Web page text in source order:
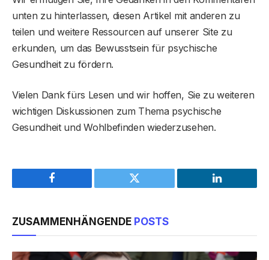
unten zu hinterlassen, diesen Artikel mit anderen zu
teilen und weitere Ressourcen auf unserer Site zu
erkunden, um das Bewusstsein für psychische
Gesundheit zu fördern.
Vielen Dank fürs Lesen und wir hoffen, Sie zu weiteren
wichtigen Diskussionen zum Thema psychische
Gesundheit und Wohlbefinden wiederzusehen.
Facebook Twitter LinkedIn
ZUSAMMENHÄNGENDE POSTS